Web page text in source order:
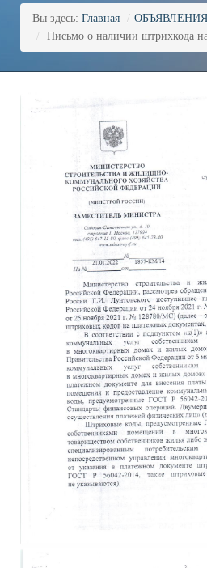
Вы здесь: Главная / ОБЪЯВЛЕНИЯ
/ Письмо о наличии штрихкода